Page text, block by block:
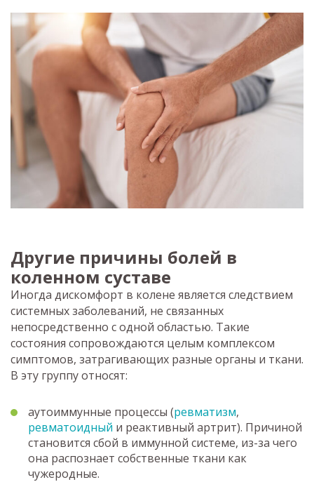
Другие причины болей в
коленном суставе
Иногда дискомфорт в колене является следствием
системных заболеваний, не связанных
непосредственно с одной областью. Такие
состояния сопровождаются целым комплексом
симптомов, затрагивающих разные органы и ткани.
В эту группу относят:
аутоиммунные процессы (ревматизм,
ревматоидный и реактивный артрит). Причиной
становится сбой в иммунной системе, из-за чего
она распознает собственные ткани как
чужеродные.